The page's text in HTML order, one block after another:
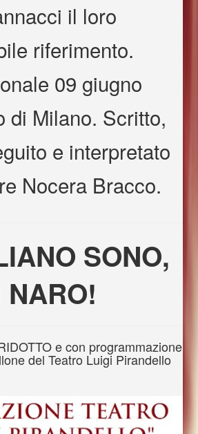
il loro
riferimento.
09 giugno
di Milano. Scritto,
e interpretato
Nocera Bracco.
SONO,
e con programmazione
del Teatro Luigi Pirandello